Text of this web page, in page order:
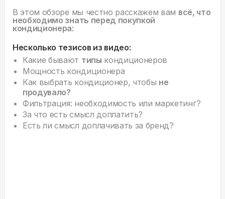
В этом обзоре мы честно расскажем вам всё, что
необходимо знать перед покупкой
кондиционера:
Несколько тезисов из видео:
Какие бывают типы кондиционеров
Мощность кондиционера
Как выбрать кондиционер, чтобы не
продувало?
Фильтрация: необходимость или маркетинг?
За что есть смысл доплатить?
Есть ли смысл доплачивать за бренд?